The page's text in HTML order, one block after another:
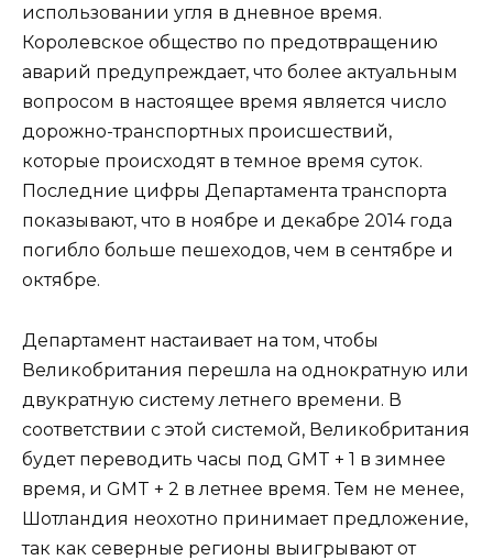
использовании угля в дневное время.
Королевское общество по предотвращению
аварий предупреждает, что более актуальным
вопросом в настоящее время является число
дорожно-транспортных происшествий,
которые происходят в темное время суток.
Последние цифры Департамента транспорта
показывают, что в ноябре и декабре 2014 года
погибло больше пешеходов, чем в сентябре и
октябре.
Департамент настаивает на том, чтобы
Великобритания перешла на однократную или
двукратную систему летнего времени. В
соответствии с этой системой, Великобритания
будет переводить часы под GMT + 1 в зимнее
время, и GMT + 2 в летнее время. Тем не менее,
Шотландия неохотно принимает предложение,
так как северные регионы выигрывают от